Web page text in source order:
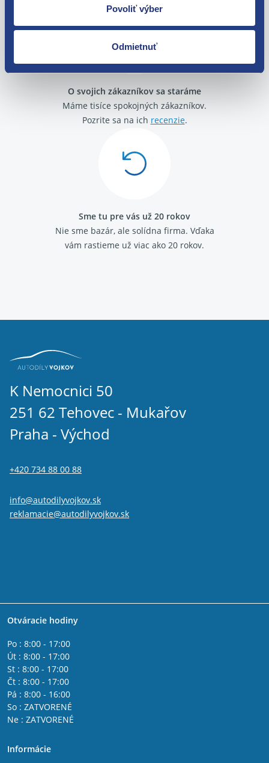
Povoliť výber
Odmietnuť
O svojich zákazníkov sa staráme
Máme tisíce spokojných zákazníkov.
Pozrite sa na ich recenzie.
Sme tu pre vás už 20 rokov
Nie sme bazár, ale solídna firma. Vďaka
vám rastieme už viac ako 20 rokov.
K Nemocnici 50
251 62 Tehovec - Mukařov
Praha - Východ
+420 734 88 00 88
info@autodilyvojkov.sk
reklamacie@autodilyvojkov.sk
Otváracie hodiny
Po : 8:00 - 17:00
Út : 8:00 - 17:00
St : 8:00 - 17:00
Čt : 8:00 - 17:00
Pá : 8:00 - 16:00
So : ZATVORENÉ
Ne : ZATVORENÉ
Informácie